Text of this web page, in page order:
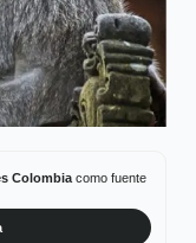
Colombiacomo fuente